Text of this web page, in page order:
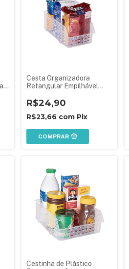
Cesta Organizadora
Retangular Empilhável
R$24,90
R$23,66 com Pix
COMPRAR
Cestinha de Plástico